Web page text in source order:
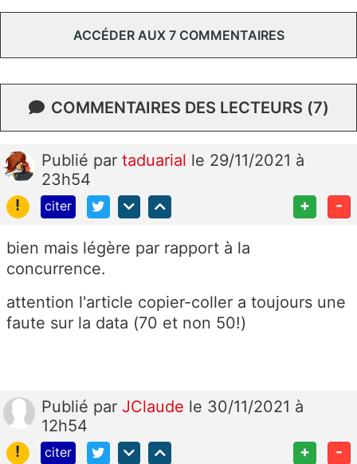
ACCÉDER AUX 7 COMMENTAIRES
COMMENTAIRES DES LECTEURS (7)
Publié par taduarial le 29/11/2021 à
23h54
!
citer + -
bien mais légère par rapport à la
concurrence.
attention l'article copier-coller a toujours une
faute sur la data (70 et non 50!)
Publié par JClaude le 30/11/2021 à
12h54
!
citer + -